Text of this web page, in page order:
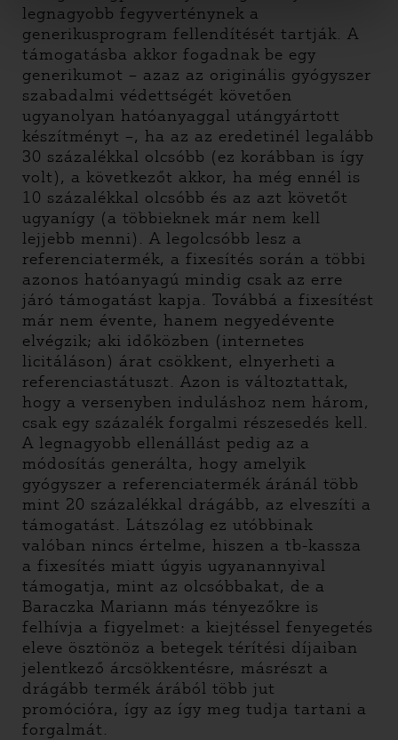
legnagyobb fegyverténynek a
generikusprogram fellendítését tartják. A
támogatásba akkor fogadnak be egy
generikumot – azaz az originális gyógyszer
szabadalmi védettségét követően
ugyanolyan hatóanyaggal utángyártott
készítményt –, ha az az eredetinél legalább
30 százalékkal olcsóbb (ez korábban is így
volt), a következőt akkor, ha még ennél is
10 százalékkal olcsóbb és az azt követőt
ugyanígy (a többieknek már nem kell
lejjebb menni). A legolcsóbb lesz a
referenciatermék, a fixesítés során a többi
azonos hatóanyagú mindig csak az erre
járó támogatást kapja. Továbbá a fixesítést
már nem évente, hanem negyedévente
elvégzik; aki időközben (internetes
licitáláson) árat csökkent, elnyerheti a
referenciastátuszt. Azon is változtattak,
hogy a versenyben induláshoz nem három,
csak egy százalék forgalmi részesedés kell.
A legnagyobb ellenállást pedig az a
módosítás generálta, hogy amelyik
gyógyszer a referenciatermék áránál több
mint 20 százalékkal drágább, az elveszíti a
támogatást. Látszólag ez utóbbinak
valóban nincs értelme, hiszen a tb-kassza
a fixesítés miatt úgyis ugyanannyival
támogatja, mint az olcsóbbakat, de a
Baraczka Mariann más tényezőkre is
felhívja a figyelmet: a kiejtéssel fenyegetés
eleve ösztönöz a betegek térítési díjaiban
jelentkező árcsökkentésre, másrészt a
drágább termék árából több jut
promócióra, így az így meg tudja tartani a
forgalmát.